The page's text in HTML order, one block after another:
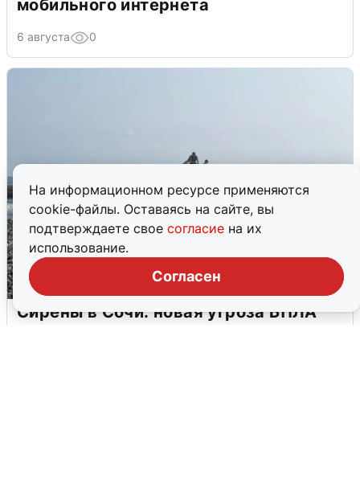
На информационном ресурсе применяются
cookie-файлы. Оставаясь на сайте, вы
подтверждаете свое согласие на их
использование.
Согласен
мобильного интернета
6 августа 0
Сирены в Сочи: новая угроза БПЛА